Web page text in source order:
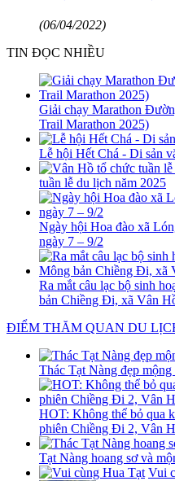
(06/04/2022)
TIN ĐỌC NHIỀU
Giải chạy Marathon
Trail Marathon 2025)
Lễ hội Hết Chá - Di sản
tuần lễ du lịch năm 2025
Ngày hội Hoa đào xã
ngày 7 – 9/2
Ra mắt câu lạc bộ sinh
bản Chiềng Đi, xã Vân
ĐIỂM THĂM QUAN DU
Thác Tạt Nàng đẹp
HOT: Không thể bỏ qua
phiên Chiềng Đi 2, Vân
Tạt Nàng hoang sơ và
Vui